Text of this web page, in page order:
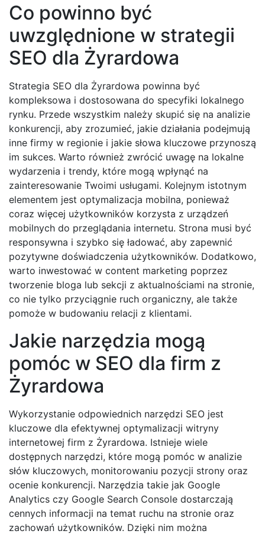
Co powinno być
uwzględnione w strategii
SEO dla Żyrardowa
Strategia SEO dla Żyrardowa powinna być
kompleksowa i dostosowana do specyfiki lokalnego
rynku. Przede wszystkim należy skupić się na analizie
konkurencji, aby zrozumieć, jakie działania podejmują
inne firmy w regionie i jakie słowa kluczowe przynoszą
im sukces. Warto również zwrócić uwagę na lokalne
wydarzenia i trendy, które mogą wpłynąć na
zainteresowanie Twoimi usługami. Kolejnym istotnym
elementem jest optymalizacja mobilna, ponieważ
coraz więcej użytkowników korzysta z urządzeń
mobilnych do przeglądania internetu. Strona musi być
responsywna i szybko się ładować, aby zapewnić
pozytywne doświadczenia użytkowników. Dodatkowo,
warto inwestować w content marketing poprzez
tworzenie bloga lub sekcji z aktualnościami na stronie,
co nie tylko przyciągnie ruch organiczny, ale także
pomoże w budowaniu relacji z klientami.
Jakie narzędzia mogą
pomóc w SEO dla firm z
Żyrardowa
Wykorzystanie odpowiednich narzędzi SEO jest
kluczowe dla efektywnej optymalizacji witryny
internetowej firm z Żyrardowa. Istnieje wiele
dostępnych narzędzi, które mogą pomóc w analizie
słów kluczowych, monitorowaniu pozycji strony oraz
ocenie konkurencji. Narzędzia takie jak Google
Analytics czy Google Search Console dostarczają
cennych informacji na temat ruchu na stronie oraz
zachowań użytkowników. Dzięki nim można